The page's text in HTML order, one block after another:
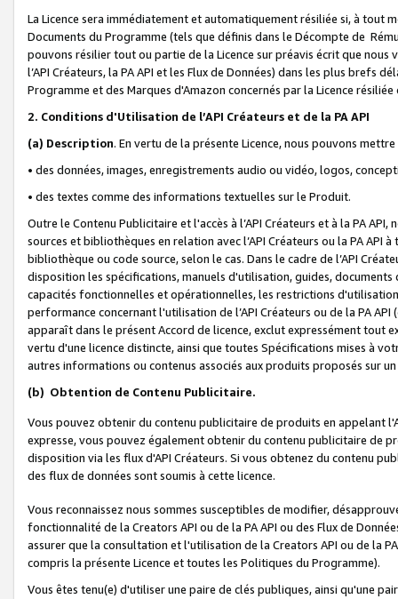
La Licence sera immédiatement et automatiquement résiliée si, à
Documents du Programme (tels que définis dans le Décompte de
pouvons résilier tout ou partie de la Licence sur préavis écrit que
l’API Créateurs, la PA API et les Flux de Données) dans les plus
Programme et des Marques d'Amazon concernés par la Licence
2. Conditions d'Utilisation de l’API Créateurs et de la PA API
(a) Description. En vertu de la présente Licence, nous pouvons
• des données, images, enregistrements audio ou vidéo, logos,
• des textes comme des informations textuelles sur le Produit.
Outre le Contenu Publicitaire et l'accès à l’API Créateurs et à la PA
sources et bibliothèques en relation avec l’API Créateurs ou la PA
bibliothèque ou code source, selon le cas. Dans le cadre de l’API
disposition les spécifications, manuels d'utilisation, guides,
capacités fonctionnelles et opérationnelles, les restrictions
performance concernant l'utilisation de l’API Créateurs ou de la PA
apparaît dans le présent Accord de licence, exclut expressément tout
vertu d'une licence distincte, ainsi que toutes Spécifications mises à
autres informations ou contenus associés aux produits proposés sur
(b) Obtention de Contenu Publicitaire.
Vous pouvez obtenir du contenu publicitaire de produits en appelant
expresse, vous pouvez également obtenir du contenu publicitaire de
disposition via les flux d'API Créateurs. Si vous obtenez du contenu
des flux de données sont soumis à cette licence.
Vous reconnaissez nous sommes susceptibles de modifier,
fonctionnalité de la Creators API ou de la PA API ou des Flux de
assurer que la consultation et l'utilisation de la Creators API ou de la
compris la présente Licence et toutes les Politiques du Programme).
Vous êtes tenu(e) d'utiliser une paire de clés publiques, ainsi qu'une